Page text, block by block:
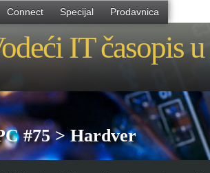
Connect Specijal Prodavnica
IT časopis
#75 > Hardver